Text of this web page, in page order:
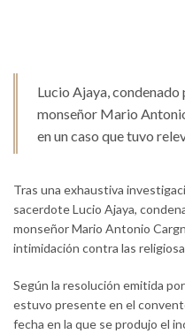
Lucio Ajaya,
monseñor Mario
en un caso que tuvo
Tras una exhaustiva
sacerdote Lucio Ajaya,
monseñor Mario Antonio
intimidación contra las
Según la resolución emitida
estuvo presente en el
fecha en la que se produjo el